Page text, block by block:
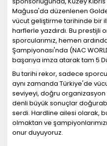
Mağusa'da düzenlenen
vücut geliştirme tarihinde bir
harflerle yazdırdı. Bu
sporcularımız, hemen
Şampiyonası'nda (NAC
başarıya imza atarak tam 5
Bu tarihi rekor, sadece
aynı zamanda Türkiye'de
seviyeyi, doğru
denli büyük sonuçlar
serdi. Hardline ailesi olarak,
olmaktan ve
onur duyuyoruz.